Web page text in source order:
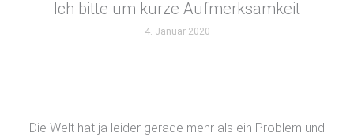
Ich bitte um kurze Aufmerksamkeit
4. Januar 2020
Die Welt hat ja leider gerade mehr als ein Problem und